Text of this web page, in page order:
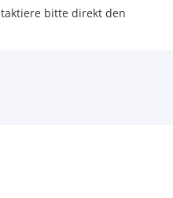
folgende Daten
bitte direkt den